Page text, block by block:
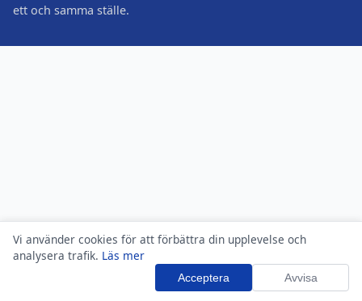
Vi använder cookies för att förbättra din upplevelse och
analysera trafik. Läs mer
Acceptera Avvisa
ett och samma ställe.